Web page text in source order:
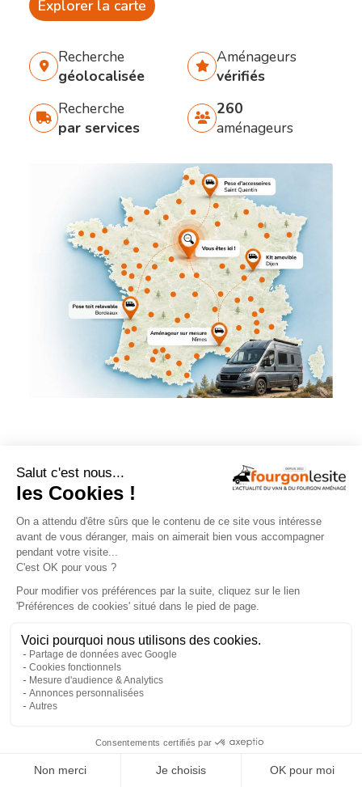
Explorer la carte
Recherche
géolocalisée
Aménageurs
vérifiés
Recherche
par services
260
aménageurs
NOS ÉVÉNEMENTS